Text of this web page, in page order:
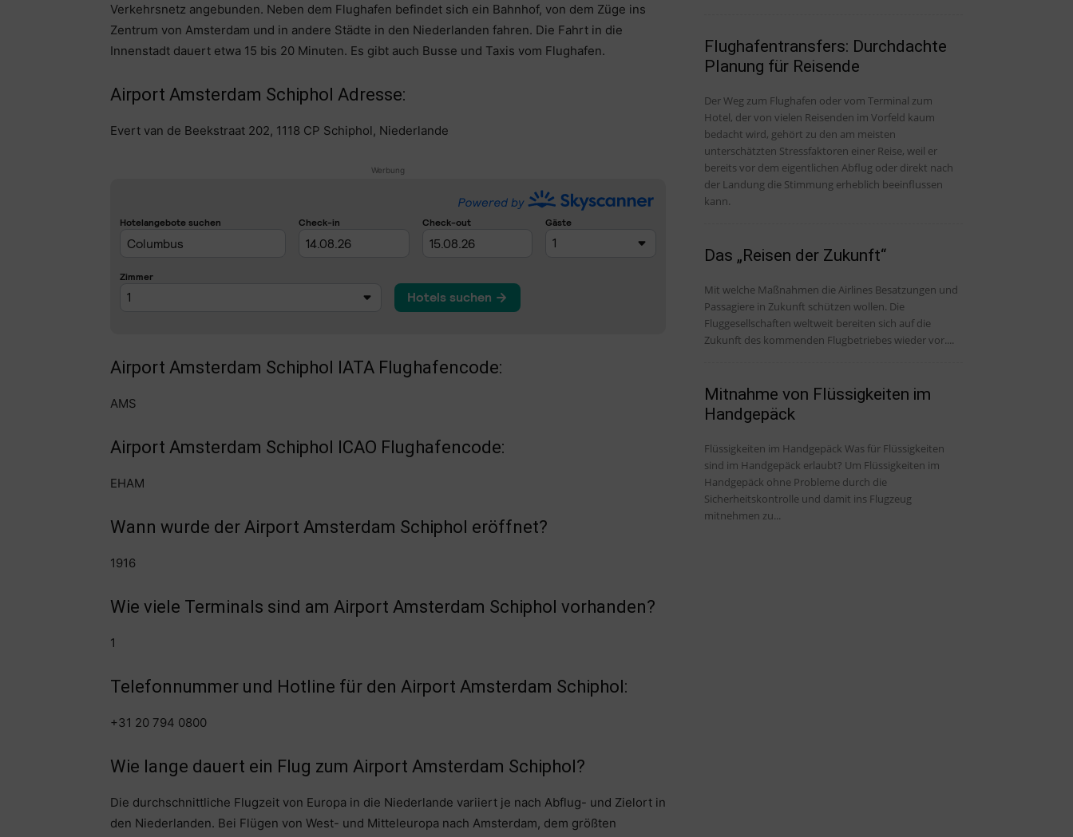
Verkehrsnetz angebunden. Neben dem Flughafen befindet sich ein Bahnhof, von dem Züge ins
Zentrum von Amsterdam und in andere Städte in den Niederlanden fahren. Die Fahrt in die
Innenstadt dauert etwa 15 bis 20 Minuten. Es gibt auch Busse und Taxis vom Flughafen.
Airport Amsterdam Schiphol Adresse:
Evert van de Beekstraat 202, 1118 CP Schiphol, Niederlande
Werbung
Airport Amsterdam Schiphol IATA Flughafencode:
AMS
Airport Amsterdam Schiphol ICAO Flughafencode:
EHAM
Wann wurde der Airport Amsterdam Schiphol eröffnet?
1916
Wie viele Terminals sind am Airport Amsterdam Schiphol vorhanden?
1
Telefonnummer und Hotline für den Airport Amsterdam Schiphol:
+31 20 794 0800
Wie lange dauert ein Flug zum Airport Amsterdam Schiphol?
Die durchschnittliche Flugzeit von Europa in die Niederlande variiert je nach Abflug- und Zielort in
den Niederlanden. Bei Flügen von West- und Mitteleuropa nach Amsterdam, dem größten
Flughafentransfers: Durchdachte
Planung für Reisende
Der Weg zum Flughafen oder vom Terminal zum
Hotel, der von vielen Reisenden im Vorfeld kaum
bedacht wird, gehört zu den am meisten
unterschätzten Stressfaktoren einer Reise, weil er
bereits vor dem eigentlichen Abflug oder direkt nach
der Landung die Stimmung erheblich beeinflussen
kann.
Das „Reisen der Zukunft“
Mit welche Maßnahmen die Airlines Besatzungen und
Passagiere in Zukunft schützen wollen. Die
Fluggesellschaften weltweit bereiten sich auf die
Zukunft des kommenden Flugbetriebes wieder vor....
Mitnahme von Flüssigkeiten im
Handgepäck
Flüssigkeiten im Handgepäck Was für Flüssigkeiten
sind im Handgepäck erlaubt? Um Flüssigkeiten im
Handgepäck ohne Probleme durch die
Sicherheitskontrolle und damit ins Flugzeug
mitnehmen zu...